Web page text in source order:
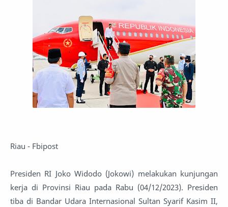
Riau - Fbipost
Presiden RI Joko Widodo (Jokowi) melakukan kunjungan
kerja di Provinsi Riau pada Rabu (04/12/2023). Presiden
tiba di Bandar Udara Internasional Sultan Syarif Kasim II,